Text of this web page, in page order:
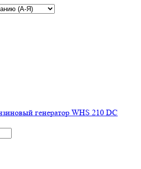
генератор WHS 210 DC